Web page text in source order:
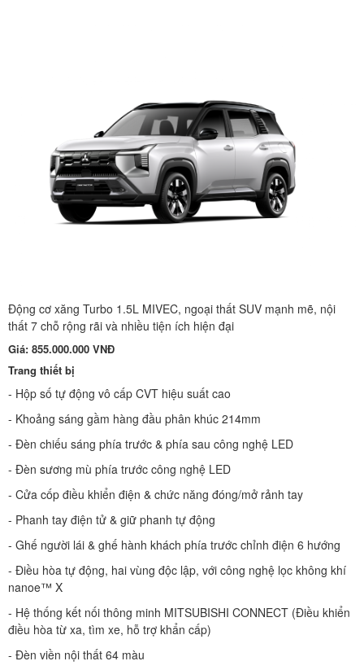
Động cơ xăng Turbo 1.5L MIVEC, ngoại thất SUV mạnh mẽ, nội
thất 7 chỗ rộng rãi và nhiều tiện ích hiện đại
Giá: 855.000.000 VNĐ
Trang thiết bị
- Hộp số tự động vô cấp CVT hiệu suất cao
- Khoảng sáng gầm hàng đầu phân khúc 214mm
- Đèn chiếu sáng phía trước & phía sau công nghệ LED
- Đèn sương mù phía trước công nghệ LED
- Cửa cốp điều khiển điện & chức năng đóng/mở rảnh tay
- Phanh tay điện tử & giữ phanh tự động
- Ghế người lái & ghế hành khách phía trước chỉnh điện 6 hướng
- Điều hòa tự động, hai vùng độc lập, với công nghệ lọc không khí
nanoe™ X
- Hệ thống kết nối thông minh MITSUBISHI CONNECT (Điều khiển
điều hòa từ xa, tìm xe, hỗ trợ khẩn cấp)
- Đèn viền nội thất 64 màu